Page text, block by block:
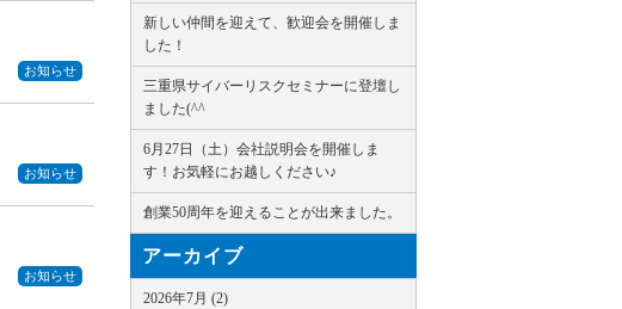
お知らせ
お知らせ
お知らせ
新しい仲間を迎えて、歓迎会を開催しま
した！
三重県サイバーリスクセミナーに登壇し
ました(^^ゞ
6月27日（土）会社説明会を開催しま
す！お気軽にお越しください♪
創業50周年を迎えることが出来ました。
アーカイブ
2026年7月 (2)